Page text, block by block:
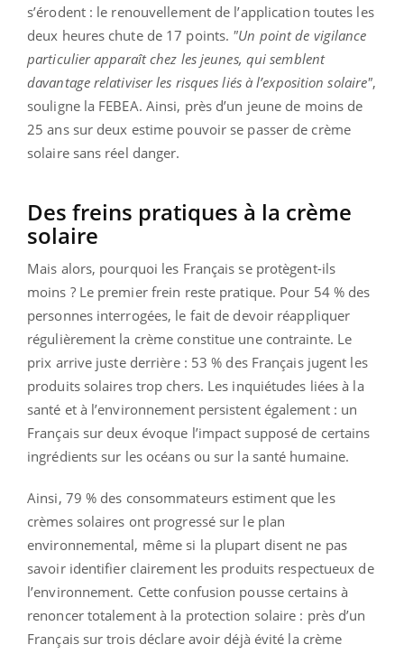
s’érodent : le renouvellement de l’application toutes les
deux heures chute de 17 points. "Un point de vigilance
particulier apparaît chez les jeunes, qui semblent
davantage relativiser les risques liés à l’exposition solaire",
souligne la FEBEA. Ainsi, près d’un jeune de moins de
25 ans sur deux estime pouvoir se passer de crème
solaire sans réel danger.
Des freins pratiques à la crème
solaire
Mais alors, pourquoi les Français se protègent-ils
moins ? Le premier frein reste pratique. Pour 54 % des
personnes interrogées, le fait de devoir réappliquer
régulièrement la crème constitue une contrainte. Le
prix arrive juste derrière : 53 % des Français jugent les
produits solaires trop chers. Les inquiétudes liées à la
santé et à l’environnement persistent également : un
Français sur deux évoque l’impact supposé de certains
ingrédients sur les océans ou sur la santé humaine.
Ainsi, 79 % des consommateurs estiment que les
crèmes solaires ont progressé sur le plan
environnemental, même si la plupart disent ne pas
savoir identifier clairement les produits respectueux de
l’environnement. Cette confusion pousse certains à
renoncer totalement à la protection solaire : près d’un
Français sur trois déclare avoir déjà évité la crème